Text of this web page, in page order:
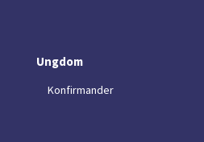
Ungdom
Konfirmander